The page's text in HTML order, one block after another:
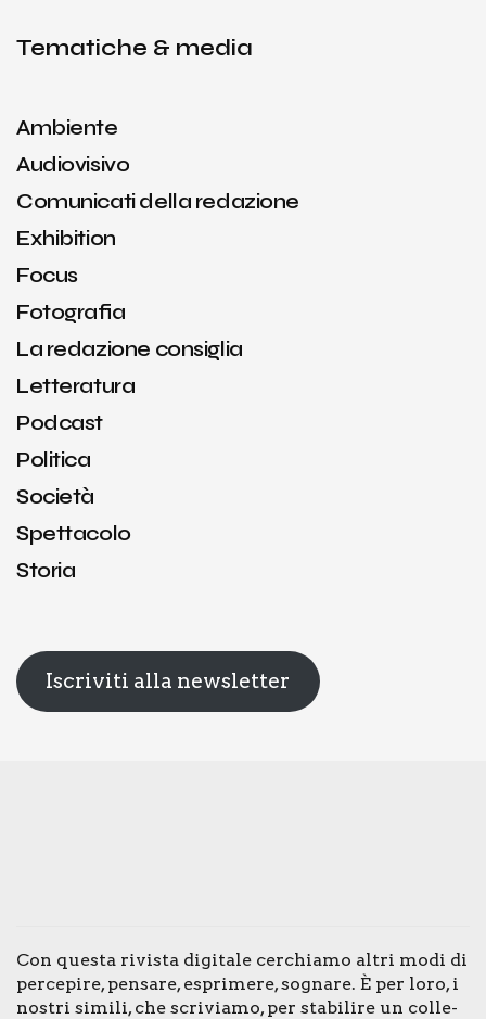
Tematiche & media
Ambiente
Audiovisivo
Comunicati della redazione
Exhibition
Focus
Fotografia
La redazione consiglia
Letteratura
Podcast
Politica
Società
Spettacolo
Storia
Iscriviti alla newsletter
Con que­sta rivi­sta digi­ta­le cer­chia­mo altri modi di
per­ce­pi­re, pen­sa­re, espri­me­re, sogna­re. È per loro, i
nostri simi­li, che scri­via­mo, per sta­bi­li­re un col­le­